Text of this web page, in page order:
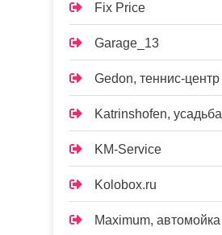
Fix Price
Garage_13
Gedon, теннис-центр
Katrinshofen, усадьба
KM-Service
Kolobox.ru
Maximum, автомойка